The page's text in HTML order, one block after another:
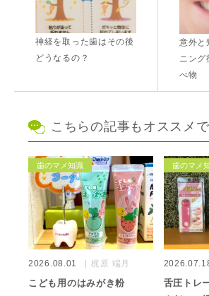
神経を取った歯はその後
どうなるの？
意外と
ニング
べ物
こちらの記事もオススメ
歯のマメ知識
2026.08.01 梶原 端月
こども用のはみがき粉
歯のマメ
舌圧トレ